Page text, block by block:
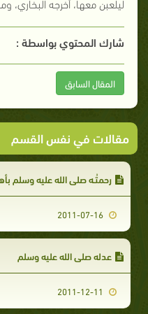
شارك المحتوي بواسطة :
المقال السابق
مقالات في نفس القسم
رحمتُـه صلى الله عليه وسلم
عدله صلى الله عليه وسلم